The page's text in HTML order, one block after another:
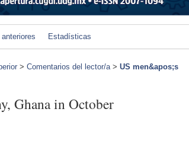
Estadísticas
> Comentarios del lector/a> US men&apos;s
Ghana in October